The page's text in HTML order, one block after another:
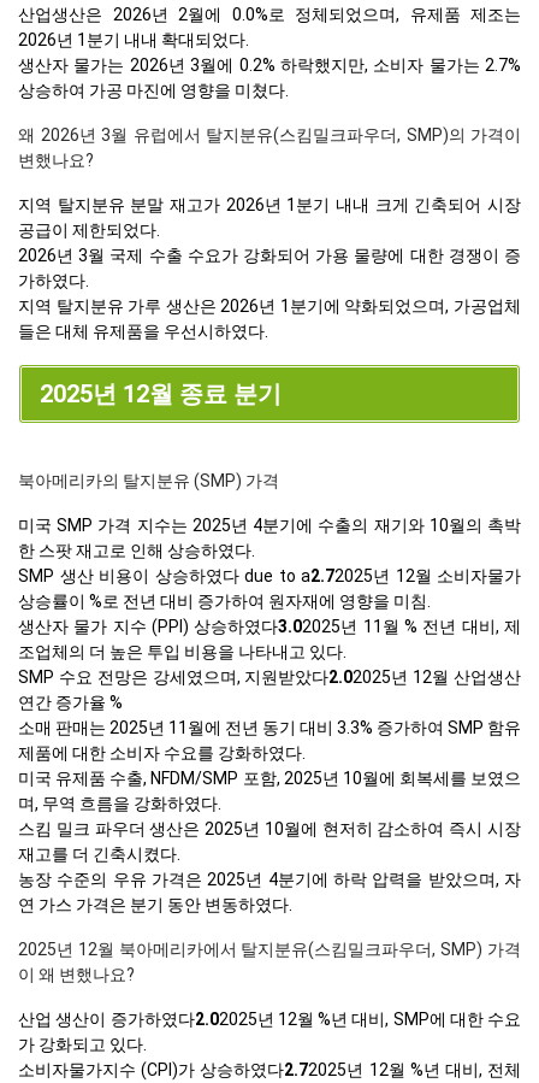
산업생산은 2026년 2월에 0.0%로 정체되었으며, 유제품 제조는
2026년 1분기 내내 확대되었다.
생산자 물가는 2026년 3월에 0.2% 하락했지만, 소비자 물가는 2.7%
상승하여 가공 마진에 영향을 미쳤다.
왜 2026년 3월 유럽에서 탈지분유(스킴밀크파우더, SMP)의 가격이
변했나요?
지역 탈지분유 분말 재고가 2026년 1분기 내내 크게 긴축되어 시장
공급이 제한되었다.
2026년 3월 국제 수출 수요가 강화되어 가용 물량에 대한 경쟁이 증
가하였다.
지역 탈지분유 가루 생산은 2026년 1분기에 약화되었으며, 가공업체
들은 대체 유제품을 우선시하였다.
2025년 12월 종료 분기
북아메리카의 탈지분유 (SMP) 가격
미국 SMP 가격 지수는 2025년 4분기에 수출의 재기와 10월의 촉박
한 스팟 재고로 인해 상승하였다.
SMP 생산 비용이 상승하였다 due to a2.72025년 12월 소비자물가
상승률이 %로 전년 대비 증가하여 원자재에 영향을 미침.
생산자 물가 지수 (PPI) 상승하였다3.02025년 11월 % 전년 대비, 제
조업체의 더 높은 투입 비용을 나타내고 있다.
SMP 수요 전망은 강세였으며, 지원받았다2.02025년 12월 산업생산
연간 증가율 %
소매 판매는 2025년 11월에 전년 동기 대비 3.3% 증가하여 SMP 함유
제품에 대한 소비자 수요를 강화하였다.
미국 유제품 수출, NFDM/SMP 포함, 2025년 10월에 회복세를 보였으
며, 무역 흐름을 강화하였다.
스킴 밀크 파우더 생산은 2025년 10월에 현저히 감소하여 즉시 시장
재고를 더 긴축시켰다.
농장 수준의 우유 가격은 2025년 4분기에 하락 압력을 받았으며, 자
연 가스 가격은 분기 동안 변동하였다.
2025년 12월 북아메리카에서 탈지분유(스킴밀크파우더, SMP) 가격
이 왜 변했나요?
산업 생산이 증가하였다2.02025년 12월 %년 대비, SMP에 대한 수요
가 강화되고 있다.
소비자물가지수 (CPI)가 상승하였다2.72025년 12월 %년 대비, 전체